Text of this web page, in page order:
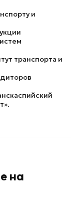
и
транспорта и
на